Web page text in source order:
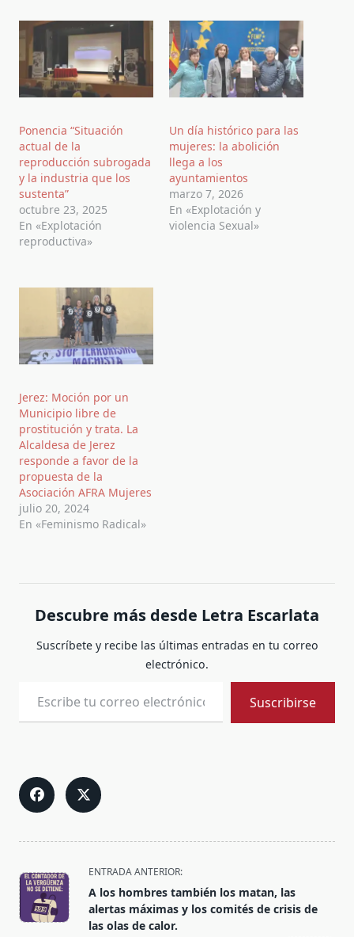
Ponencia “Situación
actual de la
reproducción subrogada
y la industria que los
sustenta”
octubre 23, 2025
En «Explotación
reproductiva»
Un día histórico para las
mujeres: la abolición
llega a los
ayuntamientos
marzo 7, 2026
En «Explotación y
violencia Sexual»
Jerez: Moción por un
Municipio libre de
prostitución y trata. La
Alcaldesa de Jerez
responde a favor de la
propuesta de la
Asociación AFRA Mujeres
julio 20, 2024
En «Feminismo Radical»
Descubre más desde Letra Escarlata
Suscríbete y recibe las últimas entradas en tu correo
electrónico.
Suscribirse
<span
class="nav-
subtitle
screen-
ENTRADA ANTERIOR:
A los hombres también los matan, las
alertas máximas y los comités de crisis de
las olas de calor.